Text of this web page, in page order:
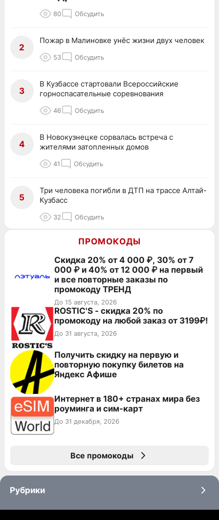
80 Обсудить
2
Пожар в Малиновке унёс жизни двух человек
53 Обсудить
3
В Кузбассе стартовали Всероссийские
горноспасательные соревнования
46 Обсудить
4
В Новокузнецке сорвалась встреча с
жителями затопленных домов
41 Обсудить
5
Три человека погибли в ДТП на трассе Алтай-
Кузбасс
32 Обсудить
ПРОМОКОДЫ
Скидка 20% от 4 000 ₽, 30% от 7
000 ₽ и 40% от 12 000 ₽ на первый
и все повторные заказы по
промокоду ТРЕНД
До 15 августа, 2026
ROSTIC'S - скидка 20% по
промокоду на любой заказ от 3199₽!
До 31 августа, 2026
Получить скидку на первую и
повторную покупку билетов на
Яндекс Афише
Интернет в 180+ странах мира без
роуминга и сим-карт
До 31 декабря, 2026
Все промокоды
Рубрики